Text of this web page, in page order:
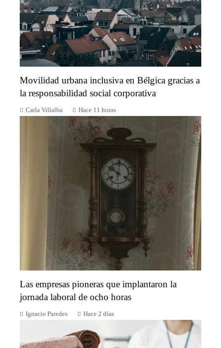
Movilidad urbana inclusiva en Bélgica gracias a
la responsabilidad social corporativa
Carla Villalba Hace 11 horas
Las empresas pioneras que implantaron la
jornada laboral de ocho horas
Ignacio Paredes Hace 2 días